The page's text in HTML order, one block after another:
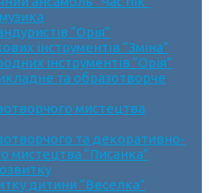
“Орія”
інструментів “Зміна”
інструментів “Орія”
та образотворче
мистецтва
та декоративно-
мистецтва “Писанка”
дитини “Веселка”